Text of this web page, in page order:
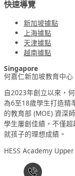
新加坡據點
上海據點
天津據點
越南據點
Singapore
何嘉仁新加坡教育中心
自2023年創立以來，
為6至18歲學生打造精
的教育部 (MOE) 資深
學生屢創佳績，不僅
就孩子的理想成績。
HESS Academy